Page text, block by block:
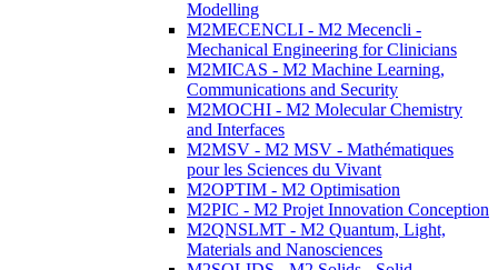
Modelling
M2MECENCLI - M2 Mecencli -
Mechanical Engineering for Clinicians
M2MICAS - M2 Machine Learning,
Communications and Security
M2MOCHI - M2 Molecular Chemistry
and Interfaces
M2MSV - M2 MSV - Mathématiques
pour les Sciences du Vivant
M2OPTIM - M2 Optimisation
M2PIC - M2 Projet Innovation Conception
M2QNSLMT - M2 Quantum, Light,
Materials and Nanosciences